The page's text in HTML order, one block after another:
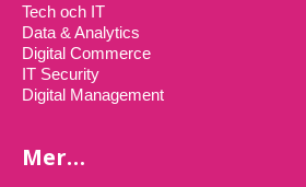
Tech och IT
Data & Analytics
Digital Commerce
IT Security
Digital Management
Mer…